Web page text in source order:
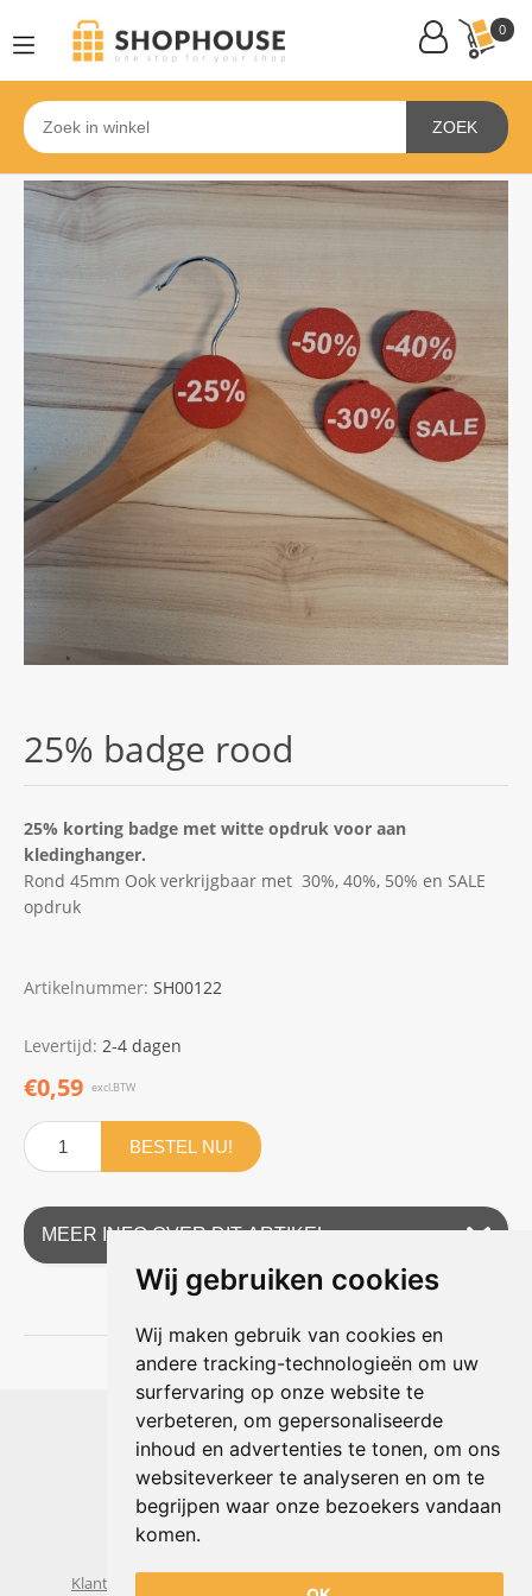
Wij gebruiken cookies
Wij maken gebruik van cookies en
andere tracking-technologieën om uw
surfervaring op onze website te
verbeteren, om gepersonaliseerde
inhoud en advertenties te tonen, om ons
websiteverkeer te analyseren en om te
begrijpen waar onze bezoekers vandaan
komen.
0
ZOEK
25% badge rood
25% korting badge met witte opdruk voor aan
kledinghanger.
Rond 45mm Ook verkrijgbaar met 30%, 40%, 50% en SALE
opdruk
Artikelnummer: SH00122
Levertijd: 2-4 dagen
€0,59 excl.BTW
BESTEL NU!
MEER INFO OVER DIT ARTIKEL
Shophouse online
Max Planckstraat 4
6716 BE Ede, Nederland
Telefoon:+31(0)318 618 121
E-mail: info@shophouse.nl
Geopend: ma t/m vr 09:00-17:00 uur
Klantenservice
Algemene voorwaarden